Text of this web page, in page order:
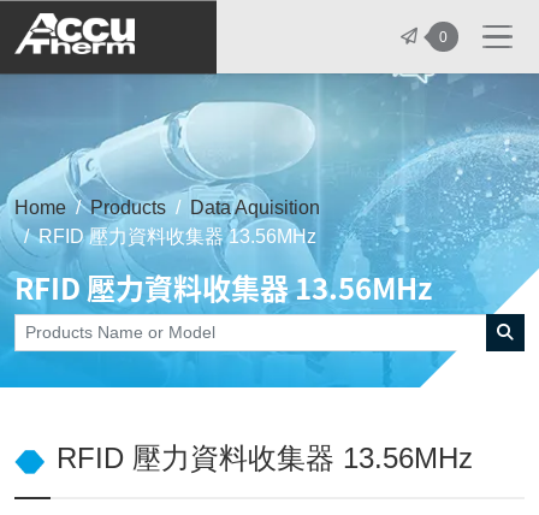
志禾工業股份有限公司 -
0
Home Products
Data Aquisition
RFID 壓力資料收集器 13.56MHz
RFID 壓力資料收集器 13.56MHz
RFID 壓力資料收集器 13.56MHz